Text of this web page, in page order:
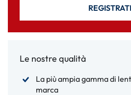
REGISTRATI
Le nostre qualità
La più ampia gamma di
marca